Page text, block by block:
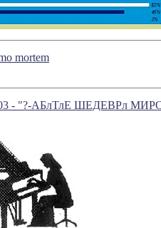
mortem
- "?-АБлТлЕ ШЕДЕВРл